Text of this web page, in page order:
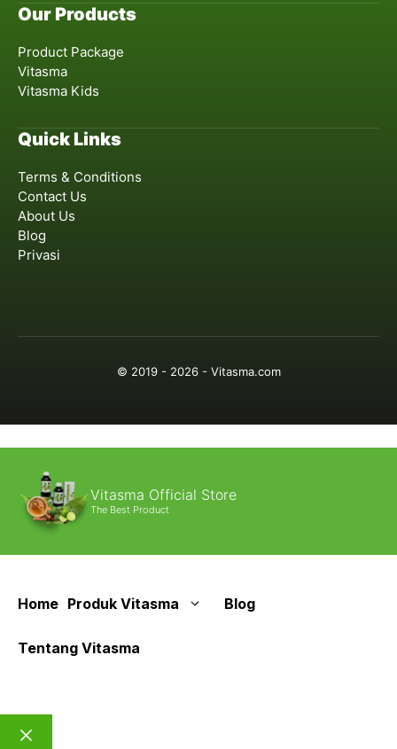
Our Products
Product Package
Vitasma
Vitasma Kids
Quick Links
Terms & Conditions
Contact Us
About Us
Blog
Privasi
© 2019 - 2026 - Vitasma.com
Vitasma Official Store
The Best Product
Home Produk Vitasma Blog
Tentang Vitasma